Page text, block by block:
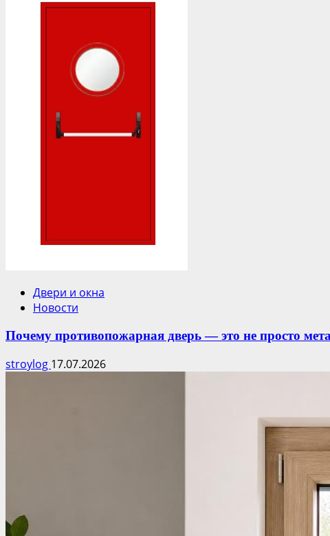
Двери и окна
Новости
Почему противопожарная дверь — это не просто
stroylog 17.07.2026